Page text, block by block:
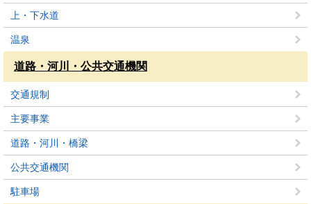
上・下水道
温泉
道路・河川・公共交通機関
交通規制
主要事業
道路・河川・橋梁
公共交通機関
駐車場